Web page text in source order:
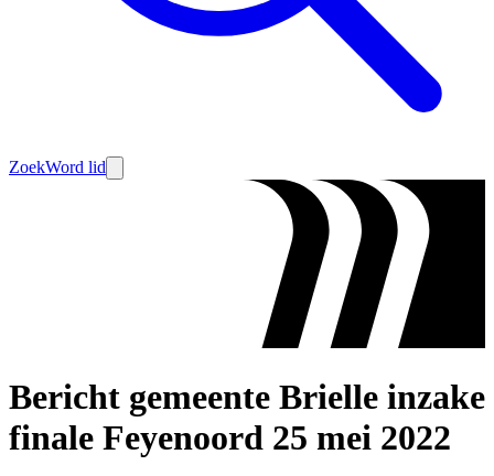
ZoekWord lid
Bericht gemeente Brielle inzake
finale Feyenoord 25 mei 2022